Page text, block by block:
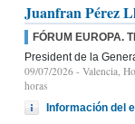
Juanfran Pérez
FÓRUM EUROPA.
President de la
09/07/2026 - Valencia,
horas
Información del